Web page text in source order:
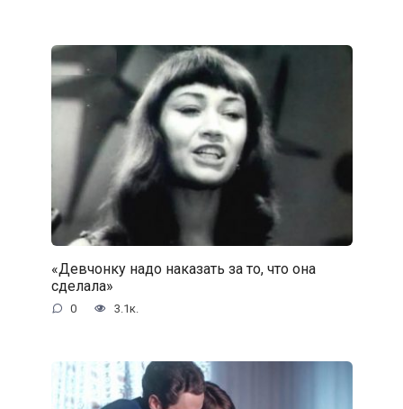
«Девчонку надо наказать за то, что она
сделала»
0 3.1к.